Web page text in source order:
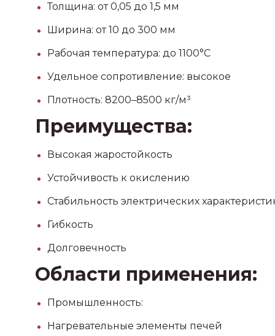
Толщина: от 0,05 до 1,5 мм
Ширина: от 10 до 300 мм
Рабочая температура: до 1100°C
Удельное сопротивление: высокое
Плотность: 8200–8500 кг/м³
Преимущества:
Высокая жаростойкость
Устойчивость к окислению
Стабильность электрических
Гибкость
Долговечность
Области применения:
Промышленность:
Нагревательные элементы печей